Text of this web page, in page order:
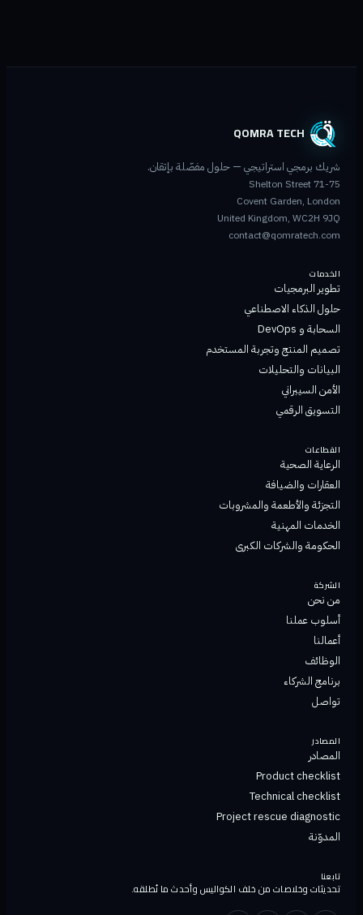
QOMRA TECH
شريك برمجي استراتيجي — حلول مفصّلة بإتقان.
71-75 Shelton Street
Covent Garden, London
United Kingdom, WC2H 9JQ
contact@qomratech.com
الخدمات
تطوير البرمجيات
حلول الذكاء الاصطناعي
السحابة و DevOps
تصميم المنتج وتجربة المستخدم
البيانات والتحليلات
الأمن السيبراني
التسويق الرقمي
القطاعات
الرعاية الصحية
العقارات والضيافة
التجزئة والأطعمة والمشروبات
الخدمات المهنية
الحكومة والشركات الكبرى
الشركة
من نحن
أسلوب عملنا
أعمالنا
الوظائف
برنامج الشركاء
تواصل
المصادر
المصادر
Product checklist
Technical checklist
Project rescue diagnostic
المدوّنة
تابعنا
تحديثات وخلاصات من خلف الكواليس وأحدث ما نُطلقه.